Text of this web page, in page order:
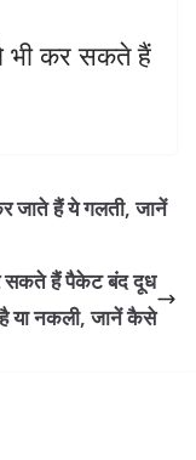
भी कर सकते हैं
जाते हैं ये गलती, जानें
सकते हैं पैकेट बंद दूध
या नकली, जानें कैसे